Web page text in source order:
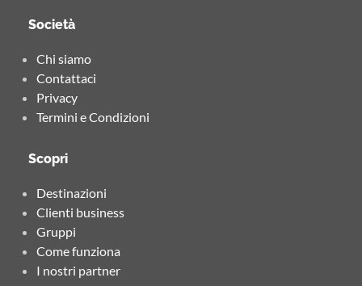
Società
Chi siamo
Contattaci
Privacy
Termini e Condizioni
Scopri
Destinazioni
Clienti business
Gruppi
Come funziona
I nostri partner